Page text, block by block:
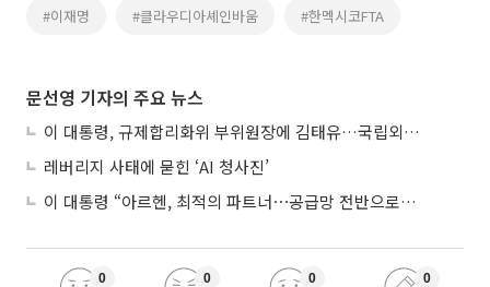
#이재명 #클라우디아셰인바움 #한멕시코FTA
문선영 기자의 주요 뉴스
이 대통령, 규제합리화위 부위원장에 김태유…국립외교원장 김흥규
레버리지 사태에 묻힌 ‘AI 청사진’
이 대통령 “아르헨, 최적의 파트너⋯공급망 전반으로 확대”
0 0 0 0